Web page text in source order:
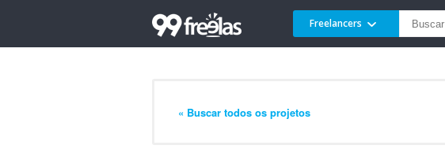
Freelancers
« Buscar todos os projetos